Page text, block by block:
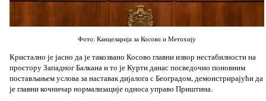
Фото: Канцеларија за Косово и Метохију
Кристално је јасно да је такозвано Косово главни извор нестабилности на
простору Западног Балкана и то је Курти данас посведочио поновним
постављањем услова за наставак дијалога с Београдом, демонстрирајући да
је главни кочничар нормализације односа управо Приштина.